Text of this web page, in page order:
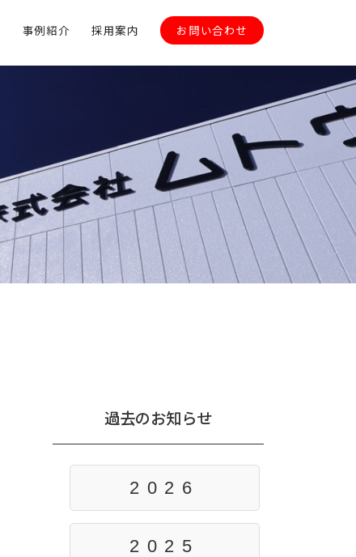
事例紹介 採用案内 お問い合わせ
過去のお知らせ
2026
2025